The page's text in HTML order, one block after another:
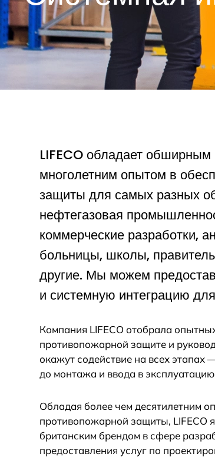
LIFECO обладает
многолетним опытом в
защиты для самых разных
нефтегазовая
коммерческие разработки,
больницы, школы,
другие. Мы можем
и системную интеграцию
Компания LIFECO отобрала
противопожарной защите и
окажут содействие на всех этапах
до монтажа и ввода в
Обладая более чем десятилетним
противопожарной защиты, LIFECO
британским брендом в сфере
предоставления услуг по